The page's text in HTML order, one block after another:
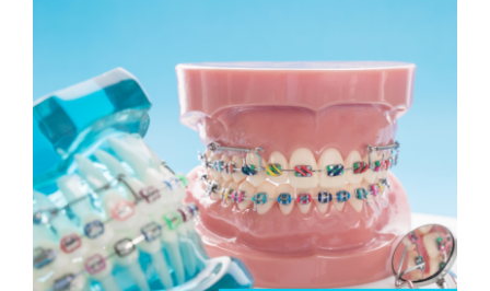
¿Por qué no se debe
abandonar el tratamiento
de ortodoncia?
Blog Ortodoncia